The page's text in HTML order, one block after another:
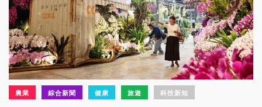
農業 綜合新聞 健康 旅遊 科技新知